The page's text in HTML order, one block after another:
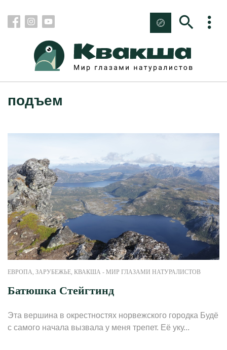
подъем
ЕВРОПА, ЗАРУБЕЖЬЕ, КВАКША - МИР ГЛАЗАМИ НАТУРАЛИСТОВ
Батюшка Стейгтинд
Эта вершина в окрестностях норвежского городка Будё
с самого начала вызвала у меня трепет. Её уку...